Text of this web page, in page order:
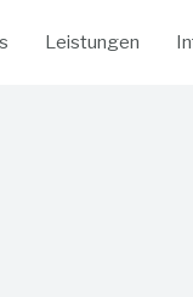
Leistungen